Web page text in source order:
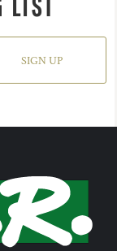
SIGN UP